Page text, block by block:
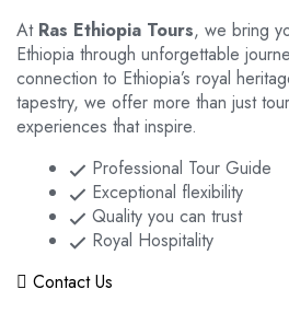
At Ras Ethiopia Tours, we bring
Ethiopia through unforgettable
connection to Ethiopia’s royal
tapestry, we offer more than just
experiences that inspire.
Professional Tour Guide
Exceptional flexibility
Quality you can trust
Royal Hospitality
Contact Us